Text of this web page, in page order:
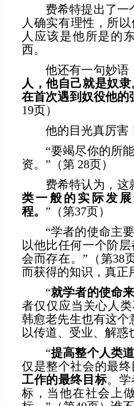
费希特提出了一
人确实有理性，所
人应该是他所是的
西。
他还有一句妙语
人，他自己就是奴
在首次遇到奴役他的
19页）
他的目光真厉害
“要竭尽你的所
资。”（第 28页）
费希特认为，这
类一般的实际发
程。 ”（第37页）
“学者的使命主
以他比任何一个阶
会而存在。”（第38
而获得的知识，真正
“就学者的使命
者仅仅应当关心人
韩愈老先生也有这个
以传道、受业、解惑
“提高整个人类
仅是整个社会的最
工作的最终目标。学
标，当他在社会上